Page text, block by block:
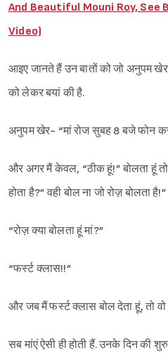
And Beautiful Mouni Roy, See
Video)
आइए जानते हैं उन बातों को जो अनुपम
को लेकर बयां की है.
अनुपम खेर- “मां रोज सुबह 8 बजे फोन
और अगर मैं केवल, “ठीक हूं!” बोलता हूं
होता है?” वही बोल ना जो रोज़ बोलता है!”
“रोज़ क्या बोलता हूं मां?”
“फर्स्ट क्लास!!”
और जब मैं फर्स्ट क्लास बोल देता हूं, तो
सब मांएं ऐसी ही होती हैं. उनके दिन